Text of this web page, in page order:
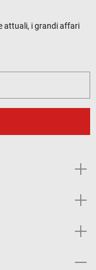
attuali, i grandi affari